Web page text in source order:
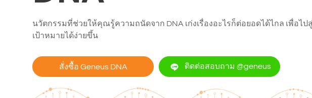
นวัตกรรมที่ช่วยให้คุณรู้ความถนัดจาก DNA เก่งเรื่องอะไรก็ต่อยอดได้ไกล เพื่อไป
เป้าหมายได้ง่ายขึ้น
สั่งซื้อ Geneus DNA ติดต่อสอบถาม @geneus